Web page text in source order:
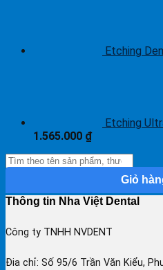
Etching
Etching
1.565.000 ₫
Giỏ
Thông tin Nha Việt Dental
Công ty TNHH NVDENT
Đia chỉ: Số 95/6 Trần Văn Kiểu,